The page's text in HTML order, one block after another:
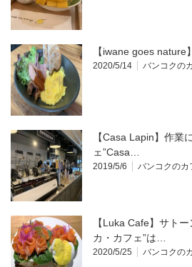
【iwane goes nature
2020/5/14 バンコクの
【Casa Lapin】作業
ェ”Casa…
2019/5/6 バンコクのカ
【Luka Cafe】サト
カ・カフェ”は…
2020/5/25 バンコクの